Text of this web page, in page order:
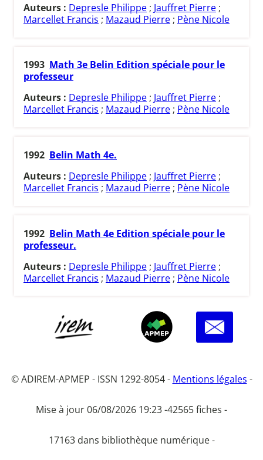
Auteurs : Depresle Philippe ; Jauffret Pierre ;
Marcellet Francis ; Mazaud Pierre ; Pène Nicole
1993 Math 3e Belin Edition spéciale pour le
professeur
Auteurs : Depresle Philippe ; Jauffret Pierre ;
Marcellet Francis ; Mazaud Pierre ; Pène Nicole
1992 Belin Math 4e.
Auteurs : Depresle Philippe ; Jauffret Pierre ;
Marcellet Francis ; Mazaud Pierre ; Pène Nicole
1992 Belin Math 4e Edition spéciale pour le
professeur.
Auteurs : Depresle Philippe ; Jauffret Pierre ;
Marcellet Francis ; Mazaud Pierre ; Pène Nicole
© ADIREM-APMEP - ISSN 1292-8054 - Mentions légales -
Mise à jour 06/08/2026 19:23 -42565 fiches -
17163 dans bibliothèque numérique -